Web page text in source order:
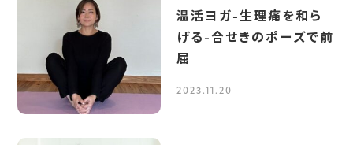
温活ヨガ-生理痛を和ら
げる-合せきのポーズで前
屈
2023.11.20